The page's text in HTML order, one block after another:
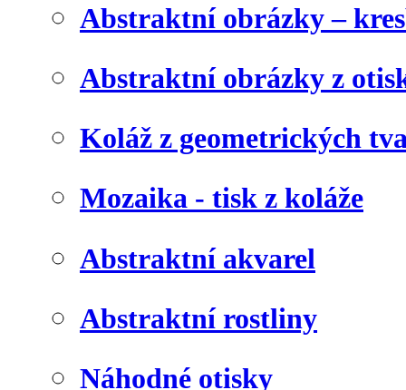
Abstraktní obrázky –
Abstraktní obrázky z
Koláž z geometrických
Mozaika - tisk z koláže
Abstraktní akvarel
Abstraktní rostliny
Náhodné otisky